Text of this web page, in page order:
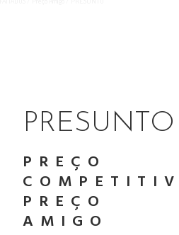
PRESUNTO
PREÇO
PREÇO
AMIGO